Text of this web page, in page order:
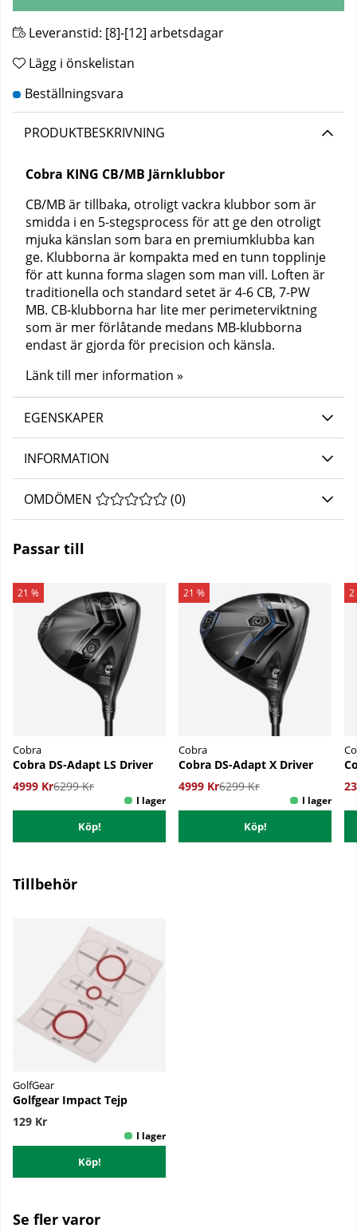
Leveranstid: [8]-[12] arbetsdagar
Lägg i önskelistan
PRODUKTBESKRIVNING
Cobra KING CB/MB Järnklubbor
CB/MB är tillbaka, otroligt vackra klubbor som är
smidda i en 5-stegsprocess för att ge den otroligt
mjuka känslan som bara en premiumklubba kan
ge. Klubborna är kompakta med en tunn topplinje
för att kunna forma slagen som man vill. Loften är
traditionella och standard setet är 4-6 CB, 7-PW
MB. CB-klubborna har lite mer perimeterviktning
som är mer förlåtande medans MB-klubborna
endast är gjorda för precision och känsla.
Länk till mer information »
EGENSKAPER
INFORMATION
OMDÖMEN MEDELBETYG 0 AV 5 ANTAL BETYG 0
(0)
Passar till
21 %
Cobra
Cobra DS-Adapt LS Driver
4999 Kr6299 Kr
Köp!
21 %
Cobra
Cobra DS-Adapt X Driver
4999 Kr6299 Kr
Köp!
2
Tillbehör
GolfGear
Golfgear Impact Tejp
129 Kr
Köp!
Se fler varor